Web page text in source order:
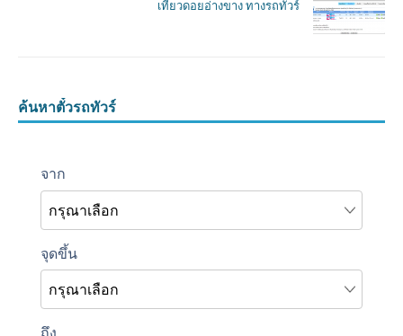
เที่ยวดอยอ่างขาง ทางรถทัวร์
ค้นหาตั๋วรถทัวร์